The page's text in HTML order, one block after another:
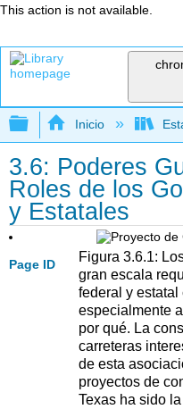
This action is not available.
Expandir/
Inicio
3.6: Poderes
Roles de los
y Estatales
Page ID
Figura 3.6.1:
gran escala
federal y estatal
especialmente
por qué. La
carreteras
de esta
proyectos de
Texas ha sido